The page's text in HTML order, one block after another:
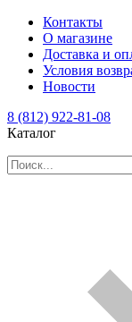
Контакты
О магазине
Доставка и
Условия
Новости
8 (812) 922-81-08
Каталог